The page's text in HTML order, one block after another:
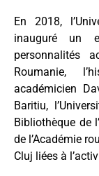
En 2018,
inauguré un
personnalités
Roumanie,
académicien
Baritiu,
Bibliothèque de
de l’Académie
Cluj liées à